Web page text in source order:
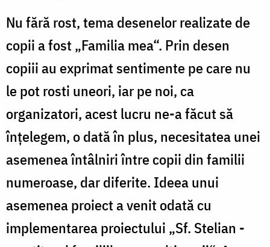
Nu fără rost, tema desenelor realizate de
copii a fost „Familia mea“. Prin desen
copiii au exprimat sentimente pe care nu
le pot rosti uneori, iar pe noi, ca
organizatori, acest lucru ne-a făcut să
înţelegem, o dată în plus, necesitatea unei
asemenea întâlniri între copii din familii
numeroase, dar diferite. Ideea unui
asemenea proiect a venit odată cu
implementarea proiectului „Sf. Stelian -